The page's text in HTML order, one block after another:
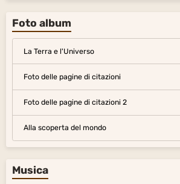
Foto album
La Terra e l'Universo
Foto delle pagine di citazioni
Foto delle pagine di citazioni 2
Alla scoperta del mondo
Musica